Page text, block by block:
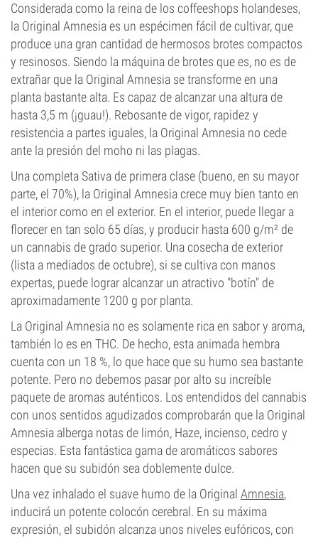
Considerada como la reina de los coffeeshops holandeses,
la Original Amnesia es un espécimen fácil de cultivar, que
produce una gran cantidad de hermosos brotes compactos
y resinosos. Siendo la máquina de brotes que es, no es de
extrañar que la Original Amnesia se transforme en una
planta bastante alta. Es capaz de alcanzar una altura de
hasta 3,5 m (¡guau!). Rebosante de vigor, rapidez y
resistencia a partes iguales, la Original Amnesia no cede
ante la presión del moho ni las plagas.
Una completa Sativa de primera clase (bueno, en su mayor
parte, el 70%), la Original Amnesia crece muy bien tanto en
el interior como en el exterior. En el interior, puede llegar a
florecer en tan solo 65 días, y producir hasta 600 g/m² de
un cannabis de grado superior. Una cosecha de exterior
(lista a mediados de octubre), si se cultiva con manos
expertas, puede lograr alcanzar un atractivo "botín" de
aproximadamente 1200 g por planta.
La Original Amnesia no es solamente rica en sabor y aroma,
también lo es en THC. De hecho, esta animada hembra
cuenta con un 18 %, lo que hace que su humo sea bastante
potente. Pero no debemos pasar por alto su increíble
paquete de aromas auténticos. Los entendidos del cannabis
con unos sentidos agudizados comprobarán que la Original
Amnesia alberga notas de limón, Haze, incienso, cedro y
especias. Esta fantástica gama de aromáticos sabores
hacen que su subidón sea doblemente dulce.
Una vez inhalado el suave humo de la Original Amnesia,
inducirá un potente colocón cerebral. En su máxima
expresión, el subidón alcanza unos niveles eufóricos, con